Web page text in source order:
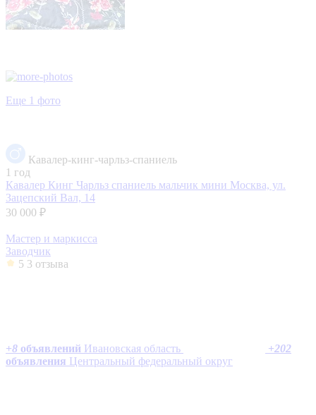
Еще 1 фото
Кавалер-кинг-чарльз-спаниель
1 год
Кавалер Кинг Чарльз спаниель мальчик мини Москва, ул.
Зацепский Вал, 14
30 000 ₽
Мастер и маркисса
Заводчик
5 3 отзыва
+8 объявлений Ивановская область +202
объявления Центральный федеральный округ